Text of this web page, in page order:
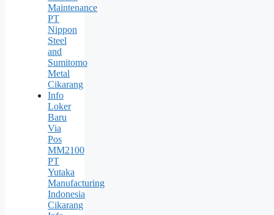
Maintenance
PT
Nippon
Steel
and
Sumitomo
Metal
Cikarang
Info
Loker
Baru
Via
Pos
MM2100
PT
Yutaka
Manufacturing
Indonesia
Cikarang